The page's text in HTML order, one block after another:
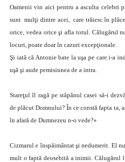
Oamenii vin aici pentru a asculta celebri
sunt mulţi dintre acei, care trăiesc în
orice, vedea orice şi afla totul. Călugărul
locuri, poate doar în cazuri excepţionale.
Şi iată că Antonie bate la uşa pe care i-a
uşă şi aude pemisiunea de a intra.
Stareţul îl ragă pe stâpânul casei să-i
de plăcut Domnului? În ce constă fapta ta,
în afară de Dumnezeu n-o vede?»
Cizmarul e înspăimântat şi nedumerit. El
mult o faptă deosebită a inimii. Călugărul